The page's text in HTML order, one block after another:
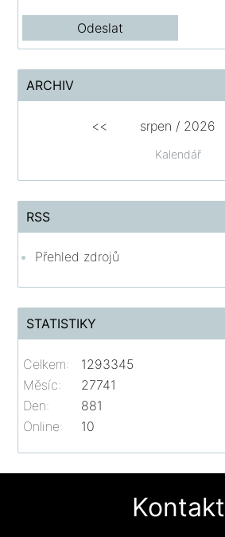
ARCHIV
Kalendář
<< srpen / 2026
RSS
Přehled zdrojů
STATISTIKY
Online: 10
Celkem:
1293345
Měsíc:
27741
Den:
881
Kontakt